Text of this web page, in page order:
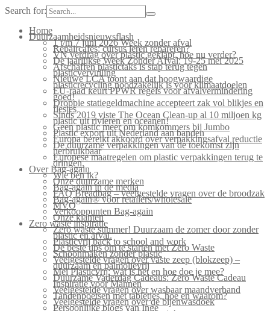
Search for:
Home
Duurzaamheidsnieuwsflash
1 t/m 7 juni 2026 Week zonder afval
Repaircafés: cursus leren repareren?
VN verdrag over plastic geklapt, hoe nu verder?
De jaarlijkse Week Zonder Afval: 19-25 mei 2025
Afschaffen plastictaks is stap terug tegen
plasticvervuiling
Nieuwe LCA toont aan dat hoogwaardige
plasticrecycling noodzakelijk is voor klimaatdoelen
EU-raad keurt PPWR regels voor afvalvermindering
goed!
Droppie statiegeldmachine accepteert zak vol blikjes en
flesjes
Sinds 2019 viste The Ocean Clean-up al 10 miljoen kg
plastic uit rivieren en oceanen!
Geen plastic meer om komkommers bij Jumbo
Plastic export uit Nederland aan banden
Europa bereikt akkoord over verpakkingsafval reductie
De duurzame verpakkingen van de toekomst zijn
herbruikbaar
Europese maatregelen om plastic verpakkingen terug te
dringen.
Over Bag-again
Wie ben ik?
Onze duurzame merken
Bag-again in de media
FAQ Breadbag – veelgestelde vragen over de broodzak
Bag-again® voor retailers/wholesale
MVO
Verkooppunten Bag-again
Onze klanten
Zero waste inspiratie
Zero waste summer! Duurzaam de zomer door zonder
plastic en afval.
Plasticvrij back to school and work
De beste tips om te starten met Zero Waste
Schoonmaken zonder plastic
Veelgestelde vragen over vaste zeep (blokzeep) –
duurzaam en palmolievrij
Mei Plasticvrij: wat is het en hoe doe je mee?
Duurzame Vaderdag Cadeaus: Zero Waste Cadeau
Inspiratie voor Mannen
Veelgestelde vragen over wasbaar maandverband
Tandenpoetsen met tabletjes, hoe en waarom?
Veelgestelde vragen over de bijenwasdoek
Persoonlijke blogs van Inge